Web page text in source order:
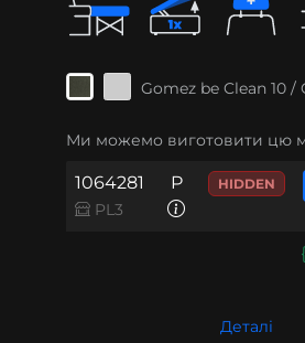
Gomez be Clean 10 /
Ми можемо виготовити цю
1064281
PL3
P HIDDEN
Деталі